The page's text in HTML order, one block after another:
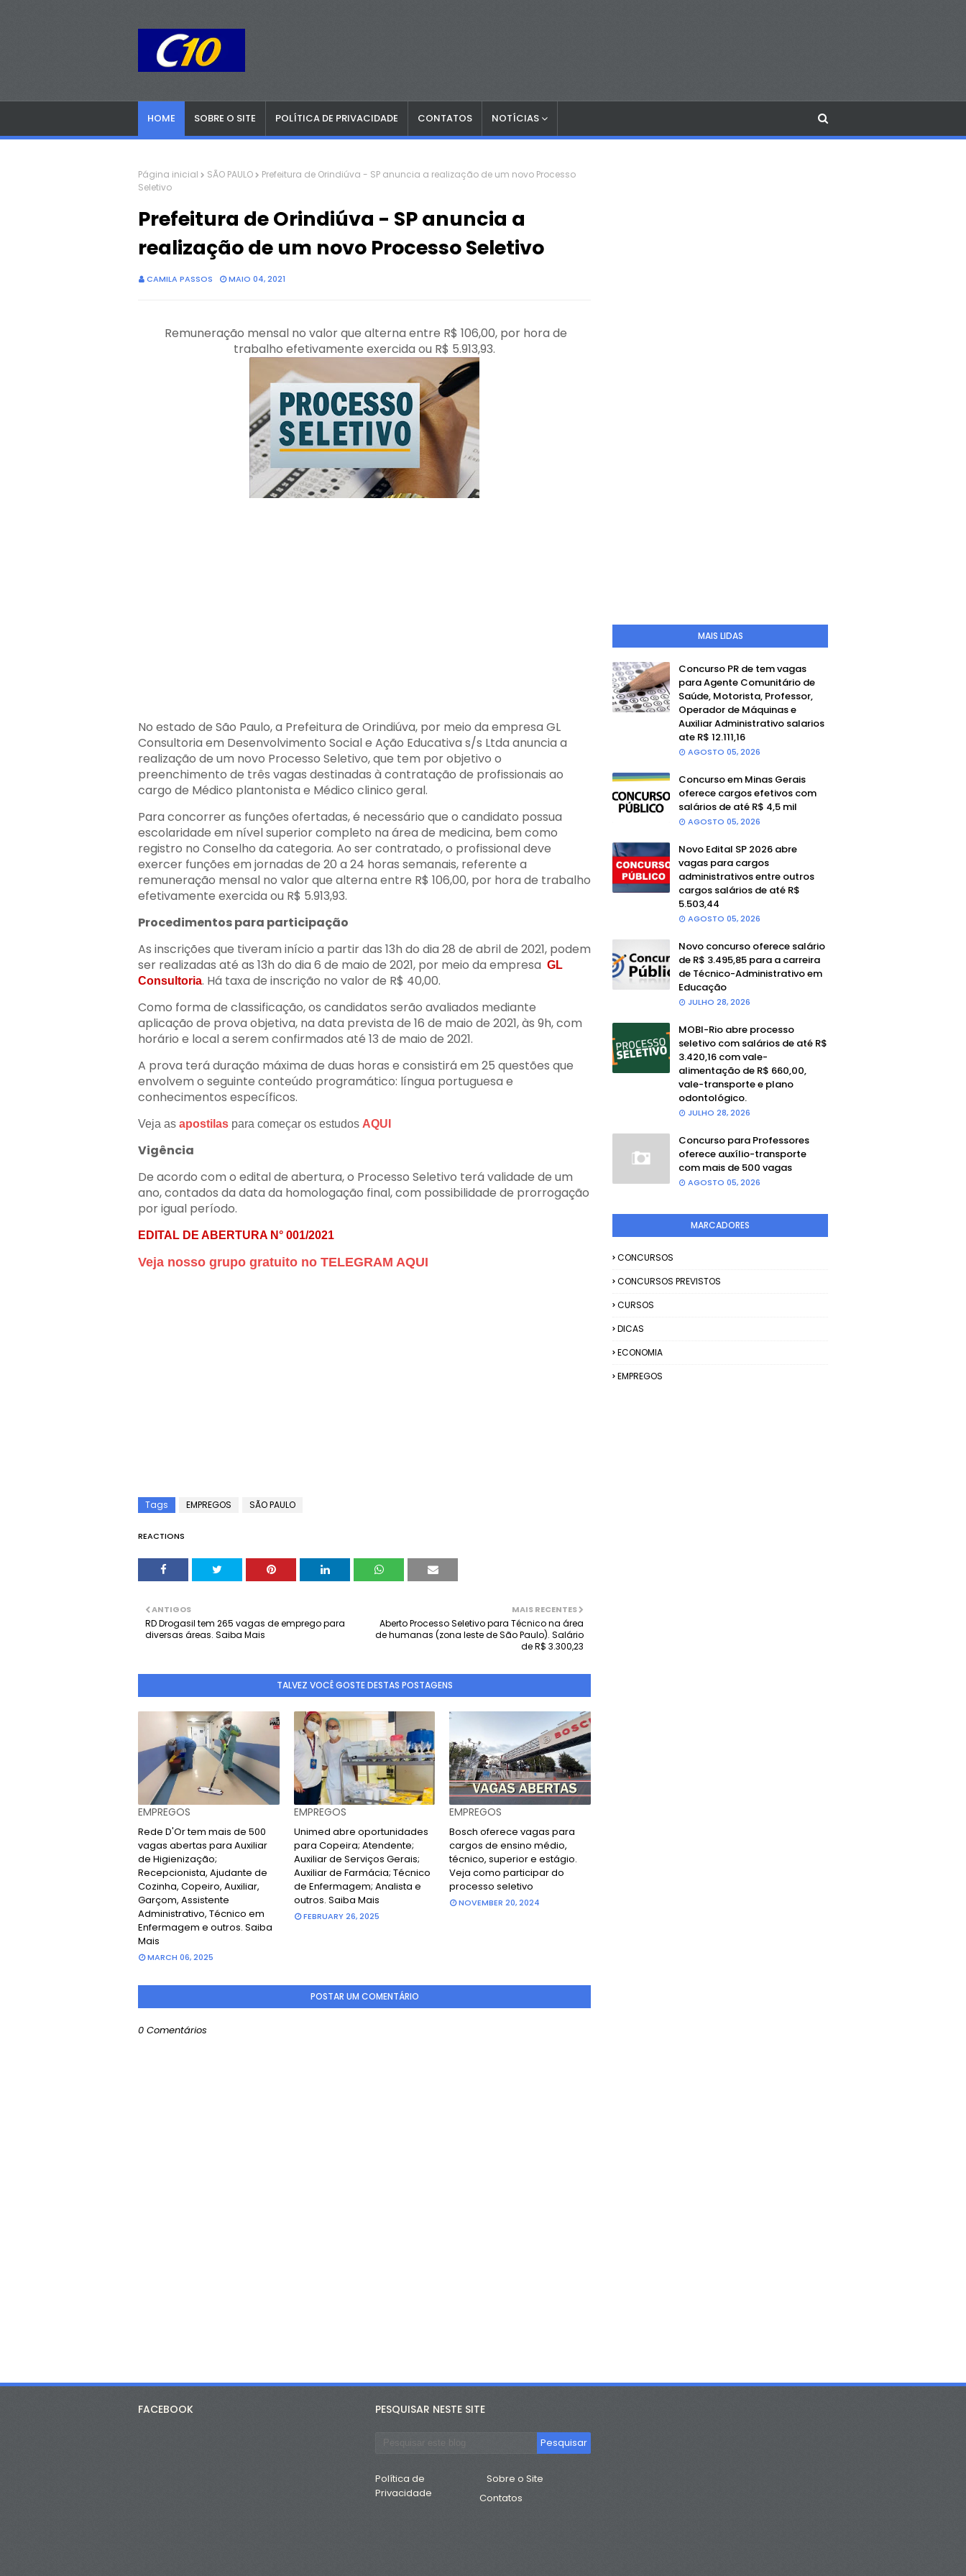
HOME SOBRE O SITE POLÍTICA DE PRIVACIDADE CONTATOS NOTÍCIAS
Página inicial SÃO PAULO
Prefeitura de Orindiúva - SP anuncia a realização de um novo Processo
Seletivo
Prefeitura de Orindiúva - SP anuncia a
realização de um novo Processo Seletivo
CAMILA PASSOS MAIO 04, 2021
Remuneração mensal no valor que alterna entre R$ 106,00, por hora de
trabalho efetivamente exercida ou R$ 5.913,93.
No estado de São Paulo, a Prefeitura de Orindiúva, por meio da empresa GL
Consultoria em Desenvolvimento Social e Ação Educativa s/s Ltda anuncia a
realização de um novo Processo Seletivo, que tem por objetivo o
preenchimento de três vagas destinadas à contratação de profissionais ao
cargo de Médico plantonista e Médico clinico geral.
Para concorrer as funções ofertadas, é necessário que o candidato possua
escolaridade em nível superior completo na área de medicina, bem como
registro no Conselho da categoria. Ao ser contratado, o profissional deve
exercer funções em jornadas de 20 a 24 horas semanais, referente a
remuneração mensal no valor que alterna entre R$ 106,00, por hora de trabalho
efetivamente exercida ou R$ 5.913,93.
Procedimentos para participação
As inscrições que tiveram início a partir das 13h do dia 28 de abril de 2021, podem
ser realizadas até as 13h do dia 6 de maio de 2021, por meio da empresa GL
Consultoria. Há taxa de inscrição no valor de R$ 40,00.
Como forma de classificação, os candidatos serão avaliados mediante
aplicação de prova objetiva, na data prevista de 16 de maio de 2021, às 9h, com
horário e local a serem confirmados até 13 de maio de 2021.
A prova terá duração máxima de duas horas e consistirá em 25 questões que
envolvem o seguinte conteúdo programático: língua portuguesa e
conhecimentos específicos.
Veja as apostilas para começar os estudos AQUI
Vigência
De acordo com o edital de abertura, o Processo Seletivo terá validade de um
ano, contados da data da homologação final, com possibilidade de prorrogação
por igual período.
EDITAL DE ABERTURA N° 001/2021
Veja nosso grupo gratuito no TELEGRAM AQUI
Tags EMPREGOS SÃO PAULO
REACTIONS
MAIS RECENTES
Aberto Processo Seletivo para Técnico na área
de humanas (zona leste de São Paulo). Salário
de R$ 3.300,23
ANTIGOS
RD Drogasil tem 265 vagas de emprego para
diversas áreas. Saiba Mais
TALVEZ VOCÊ GOSTE DESTAS POSTAGENS
EMPREGOS
Rede D'Or tem mais de 500
vagas abertas para Auxiliar
de Higienização;
Recepcionista, Ajudante de
Cozinha, Copeiro, Auxiliar,
Garçom, Assistente
Administrativo, Técnico em
Enfermagem e outros. Saiba
Mais
MARCH 06, 2025
EMPREGOS
Unimed abre oportunidades
para Copeira; Atendente;
Auxiliar de Serviços Gerais;
Auxiliar de Farmácia; Técnico
de Enfermagem; Analista e
outros. Saiba Mais
FEBRUARY 26, 2025
EMPREGOS
Bosch oferece vagas para
cargos de ensino médio,
técnico, superior e estágio.
Veja como participar do
processo seletivo
NOVEMBER 20, 2024
POSTAR UM COMENTÁRIO
0 Comentários
MAIS LIDAS
Concurso PR de tem vagas
para Agente Comunitário de
Saúde, Motorista, Professor,
Operador de Máquinas e
Auxiliar Administrativo salarios
ate R$ 12.111,16
AGOSTO 05, 2026
Concurso em Minas Gerais
oferece cargos efetivos com
salários de até R$ 4,5 mil
AGOSTO 05, 2026
Novo Edital SP 2026 abre
vagas para cargos
administrativos entre outros
cargos salários de até R$
5.503,44
AGOSTO 05, 2026
Novo concurso oferece salário
de R$ 3.495,85 para a carreira
de Técnico-Administrativo em
Educação
JULHO 28, 2026
MOBI-Rio abre processo
seletivo com salários de até R$
3.420,16 com vale-
alimentação de R$ 660,00,
vale-transporte e plano
odontológico.
JULHO 28, 2026
Concurso para Professores
oferece auxílio-transporte
com mais de 500 vagas
AGOSTO 05, 2026
MARCADORES
CONCURSOS
CONCURSOS PREVISTOS
CURSOS
DICAS
ECONOMIA
EMPREGOS
FACEBOOK PESQUISAR NESTE SITE
Política de
Privacidade
Sobre o Site
Contatos